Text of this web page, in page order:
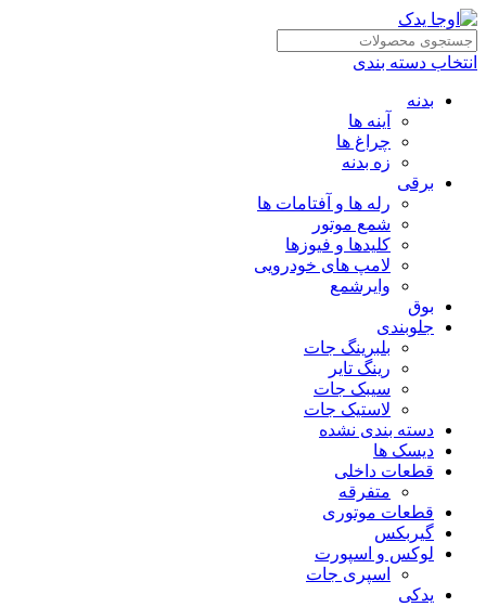
انتخاب دسته بندی
بدنه
آینه ها
چراغ ها
زه بدنه
برقی
رله ها و آفتامات ها
شمع موتور
کلیدها و فیوزها
لامپ های خودرویی
وایرشمع
بوق
جلوبندی
بلبرینگ جات
رینگ تایر
سیبک جات
لاستیک جات
دسته بندی نشده
دیسک ها
قطعات داخلی
متفرقه
قطعات موتوری
گیربکس
لوکس و اسپورت
اسپری جات
یدکی